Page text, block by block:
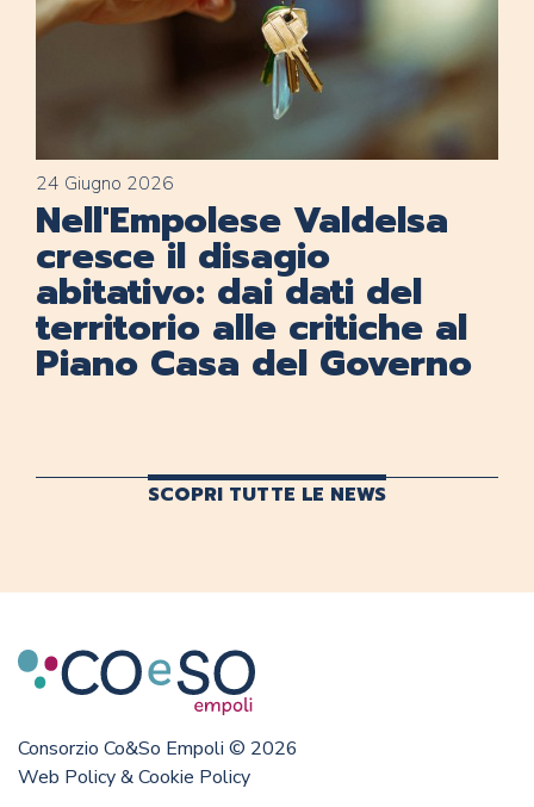
24 Giugno 2026
Nell'Empolese Valdelsa
cresce il disagio
abitativo: dai dati del
territorio alle critiche al
Piano Casa del Governo
SCOPRI TUTTE LE NEWS
Consorzio Co&So Empoli © 2026
Web Policy & Cookie Policy